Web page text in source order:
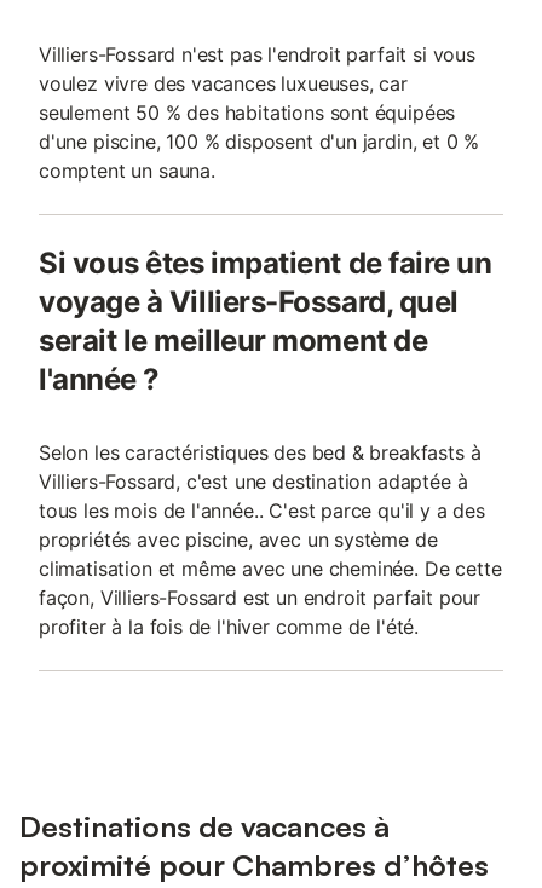
Villiers-Fossard n'est pas l'endroit parfait si vous
voulez vivre des vacances luxueuses, car
seulement 50 % des habitations sont équipées
d'une piscine, 100 % disposent d'un jardin, et 0 %
comptent un sauna.
Si vous êtes impatient de faire un
voyage à Villiers-Fossard, quel
serait le meilleur moment de
l'année ?
Selon les caractéristiques des bed & breakfasts à
Villiers-Fossard, c'est une destination adaptée à
tous les mois de l'année.. C'est parce qu'il y a des
propriétés avec piscine, avec un système de
climatisation et même avec une cheminée. De cette
façon, Villiers-Fossard est un endroit parfait pour
profiter à la fois de l'hiver comme de l'été.
Destinations de vacances à
proximité pour Chambres d’hôtes